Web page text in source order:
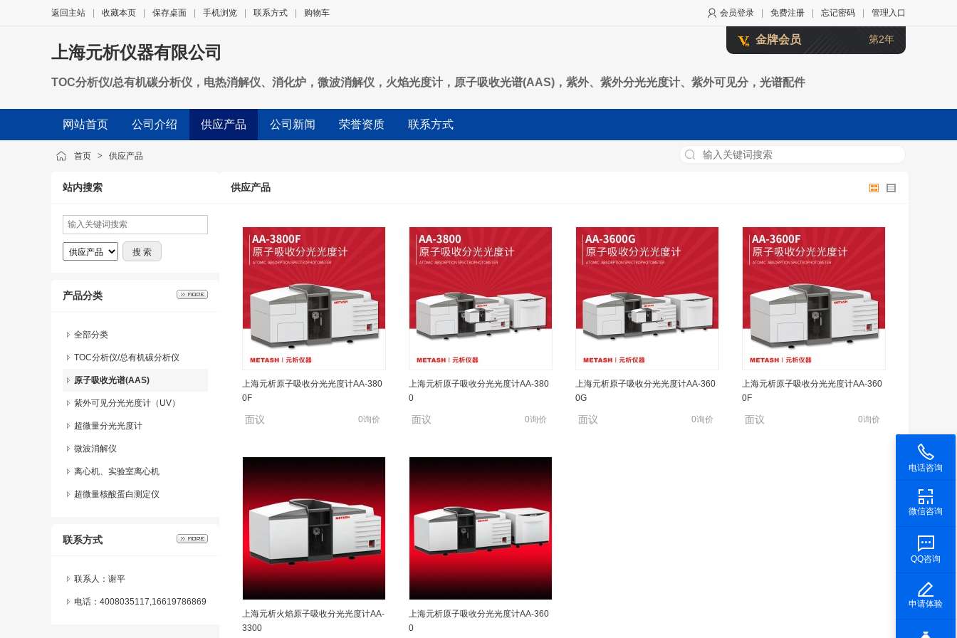
会员登录 免费注册 忘记密码 管理入口
返回主站 收藏本页 保存桌面 手机浏览 联系方式 购物车
金牌会员 第2年
上海元析仪器有限公司
TOC分析仪/总有机碳分析仪，电热消解仪、消化炉，微波消解仪，火焰光度计，原子吸收光谱(AAS)，紫外、紫外分光光度计、紫外可见分，光谱配件
网站首页 公司介绍 供应产品 公司新闻 荣誉资质 联系方式
首页 > 供应产品
站内搜索
产品分类
全部分类
TOC分析仪/总有机碳分析仪
原子吸收光谱(AAS)
紫外可见分光光度计（UV）
超微量分光光度计
微波消解仪
离心机、实验室离心机
超微量核酸蛋白测定仪
联系方式
联系人：谢平
电话：4008035117,16619786869
供应产品
上海元析原子吸收分光光度计AA-380
0F
面议 0询价
上海元析原子吸收分光光度计AA-380
0
面议 0询价
上海元析原子吸收分光光度计AA-360
0G
面议 0询价
上海元析原子吸收分光光度计AA-360
0F
面议 0询价
上海元析火焰原子吸收分光光度计AA-
3300
上海元析原子吸收分光光度计AA-360
0
电话咨询
微信咨询
QQ咨询
申请体验